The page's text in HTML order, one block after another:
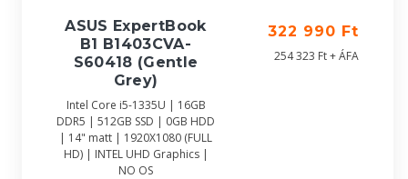
ASUS ExpertBook
B1 B1403CVA-
S60418 (Gentle
Grey)
Intel Core i5-1335U | 16GB
DDR5 | 512GB SSD | 0GB HDD
| 14" matt | 1920X1080 (FULL
HD) | INTEL UHD Graphics |
NO OS
322 990 Ft
254 323 Ft + ÁFA